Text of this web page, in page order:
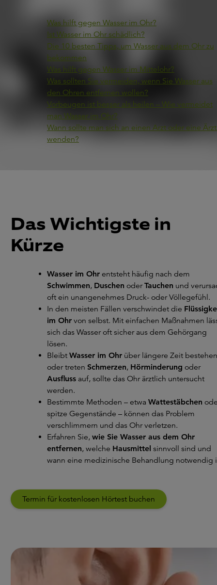
Was hilft gegen Wasser im Ohr?
Ist Wasser im Ohr schädlich?
Die 10 besten Tipps, um Wasser aus dem Ohr zu
bekommen
Was hilft gegen Wasser im Mittelohr?
Was sollten Sie vermeiden, wenn Sie Wasser aus
den Ohren entfernen wollen?
Vorbeugen ist besser als heilen – Wie vermeidet
man Wasser im Ohr?
Wann sollte man sich an einen Arzt oder eine
wenden?
Das Wichtigste in
Kürze
Wasser im Ohr entsteht häufig nach dem
Schwimmen, Duschen oderTauchen und
oft ein unangenehmes Druck- oder Völlegefühl.
In den meisten Fällen verschwindet die
im Ohr von selbst. Mit einfachen Maßnahmen
sich das Wasser oft sicher aus dem Gehörgang
lösen.
Bleibt Wasser im Ohr über längere Zeit bestehen
oder treten Schmerzen, Hörminderung oder
Ausfluss auf, sollte das Ohr ärztlich untersucht
werden.
Bestimmte Methoden – etwa Wattestäbchen
spitze Gegenstände – können das Problem
verschlimmern und das Ohr verletzen.
Erfahren Sie, wie Sie Wasser aus dem Ohr
entfernen, welche Hausmittel sinnvoll sind und
wann eine medizinische Behandlung notwendig
Termin für kostenlosen Hörtest buchen